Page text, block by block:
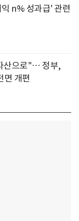
n% 성과급' 관련
산으로"… 정부,
면 개편